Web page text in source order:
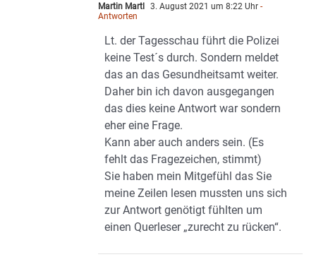
Martin Martl 3. August 2021 um 8:22 Uhr -
Antworten
Lt. der Tagesschau führt die Polizei
keine Test´s durch. Sondern meldet
das an das Gesundheitsamt weiter.
Daher bin ich davon ausgegangen
das dies keine Antwort war sondern
eher eine Frage.
Kann aber auch anders sein. (Es
fehlt das Fragezeichen, stimmt)
Sie haben mein Mitgefühl das Sie
meine Zeilen lesen mussten uns sich
zur Antwort genötigt fühlten um
einen Querleser „zurecht zu rücken“.